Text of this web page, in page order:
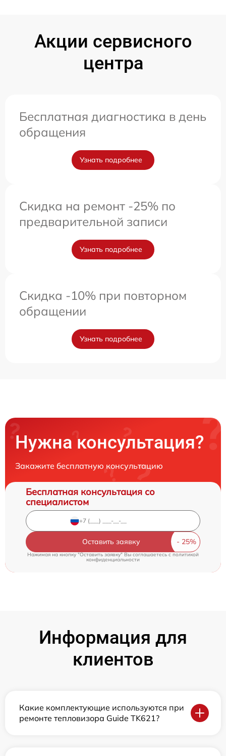
Акции сервисного
центра
Бесплатная диагностика в день
обращения
Узнать подробнее
Скидка на ремонт -25% по
предварительной записи
Узнать подробнее
Скидка -10% при повторном
обращении
Узнать подробнее
Нужна консультация?
Закажите бесплатную консультацию
Бесплатная консультация со
специалистом
Оставить заявку
Нажимая на кнопку "Оставить заявку" Вы соглашаетесь cполитикой
конфиденциальности
Информация для
клиентов
Какие комплектующие используются при
ремонте тепловизора Guide TK621?